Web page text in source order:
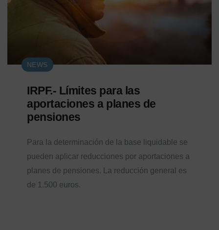
NEWS
IRPF.- Límites para las
aportaciones a planes de
pensiones
Para la determinación de la base liquidable se
pueden aplicar reducciones por aportaciones a
planes de pensiones. La reducción general es
de 1.500 euros.